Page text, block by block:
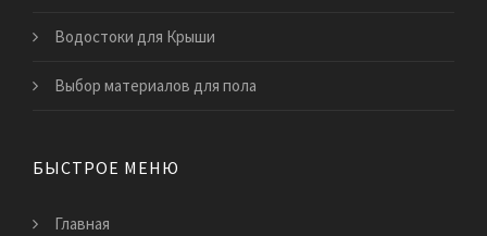
Водостоки для Крыши
​Выбор материалов для пола
БЫСТРОЕ МЕНЮ
Главная